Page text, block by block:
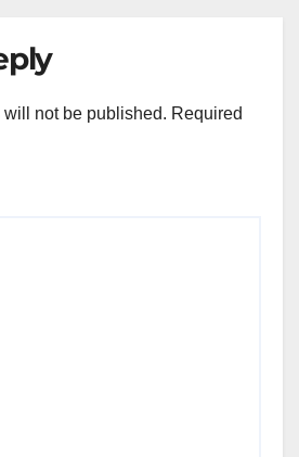
not be published. Required